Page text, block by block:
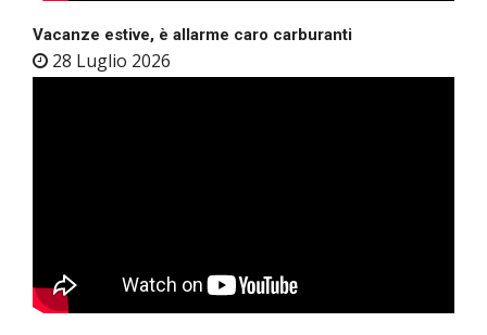
Vacanze estive, è allarme caro carburanti
28 Luglio 2026